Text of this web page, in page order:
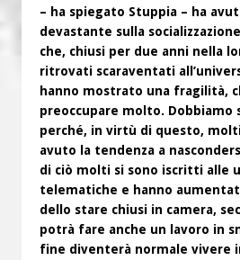
– ha spiegato Stuppia – ha
devastante sulla
che, chiusi per due anni nella
ritrovati scaraventati
hanno mostrato una fragilità,
preoccupare molto.
perché, in virtù di questo,
avuto la tendenza a
di ciò molti si sono iscritti alle
telematiche e hanno
dello stare chiusi in camera,
potrà fare anche un lavoro in
fine diventerà normale vivere